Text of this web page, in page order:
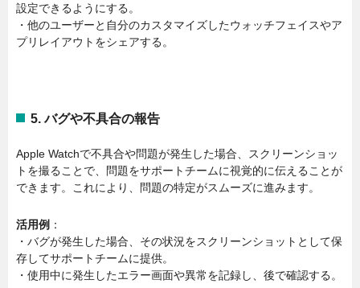
設定できるようにする。
・他のユーザーと自分のカスタマイズしたウォッチフェイスやア
プリレイアウトをシェアする。
5.バグや不具合の報告
Apple Watchで不具合や問題が発生した場合、スクリーンショッ
トを撮ることで、問題をサポートチームに視覚的に伝えることが
できます。これにより、問題の特定がスムーズに進みます。
活用例 ：
・バグが発生した場合、その状況をスクリーンショットとして保
存してサポートチームに提供。
・使用中に発生したエラー画面や異常を記録し、後で確認する。